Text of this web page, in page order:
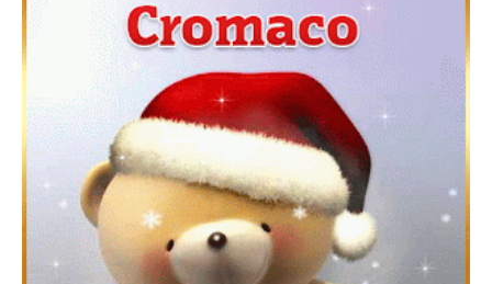
Te deseo una Feliz Navidad Bardona